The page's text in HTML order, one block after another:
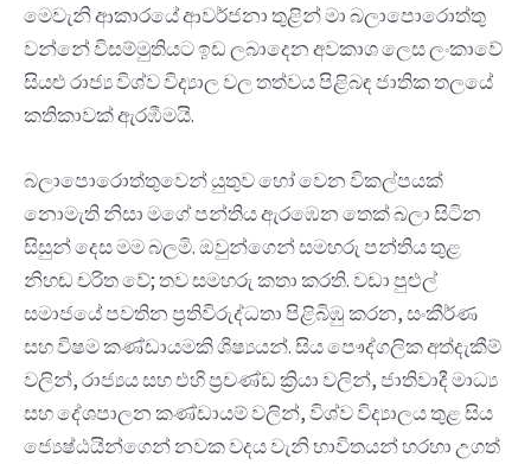
මෙවැනි ආකාරයේ ආවර්ජනා තුළින් මා බලාපොරොත්තු
වන්නේ විසම්මුතියට ඉඩ ලබාදෙන අවකාශ ලෙස ලංකාවේ
සියළු රාජ්‍ය විශ්ව විද්‍යාල වල තත්වය පිළිබඳ ජාතික තලයේ
කතිකාවක් ඇරඹීමයි.
බලාපොරොත්තුවෙන් යුතුව හෝ වෙන විකල්පයක්
නොමැති නිසා මගේ පන්තිය ඇරඹෙන තෙක් බලා සිටින
සිසුන් දෙස මම බලමි. ඔවුන්ගෙන් සමහරු පන්තිය තුළ
නිහඬ චරිත වේ; තව සමහරු කතා කරති. වඩා පුළුල්
සමාජයේ පවතින ප්‍රතිවිරුද්ධතා පිළිබිඹු කරන, සංකීර්ණ
සහ විෂම කණ්ඩායමකි ශිෂ්‍යයන්. සිය පෞද්ගලික අත්දැකීම්
වලින්, රාජ්‍යය සහ එහි ප්‍රචණ්ඩ ක්‍රියා වලින්, ජාතිවාදී මාධ්‍ය
සහ දේශපාලන කණ්ඩායම් වලින්, විශ්ව විද්‍යාලය තුළ සිය
ජ්‍යෙෂ්ඨයින්ගෙන් නවක වදය වැනි භාවිතයන් හරහා උගත්